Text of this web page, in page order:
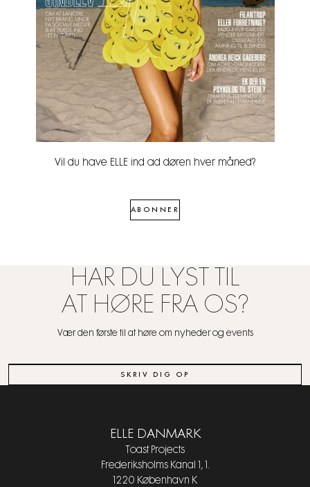
Vil du have ELLE ind ad døren hver måned?
ABONNER
HAR DU LYST TIL
AT HØRE FRA OS?
Vær den første til at høre om nyheder og events
SKRIV DIG OP
ELLE DANMARK
Toast Projects
Frederiksholms Kanal 1, 1.
1220 København K